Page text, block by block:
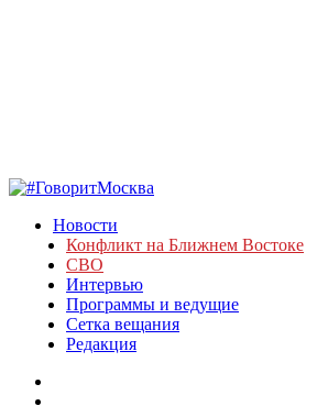
Новости
Конфликт на Ближнем Востоке
СВО
Интервью
Программы и ведущие
Сетка вещания
Редакция